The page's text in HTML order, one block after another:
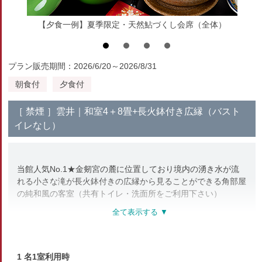
【夕食一例】夏季限定・天然鮎づくし会席（全体）
プラン販売期間：2026/6/20～2026/8/31
朝食付
夕食付
［ 禁煙 ］雲井｜和室4＋8畳+長火鉢付き広縁（バスト
イレなし）
当館人気No.1★金剱宮の麓に位置しており境内の湧き水が流
れる小さな滝が長火鉢付きの広縁から見ることができる角部屋
の純和風の客室（共有トイレ・洗面所をご利用下さい）
和室
1 名1室利用時